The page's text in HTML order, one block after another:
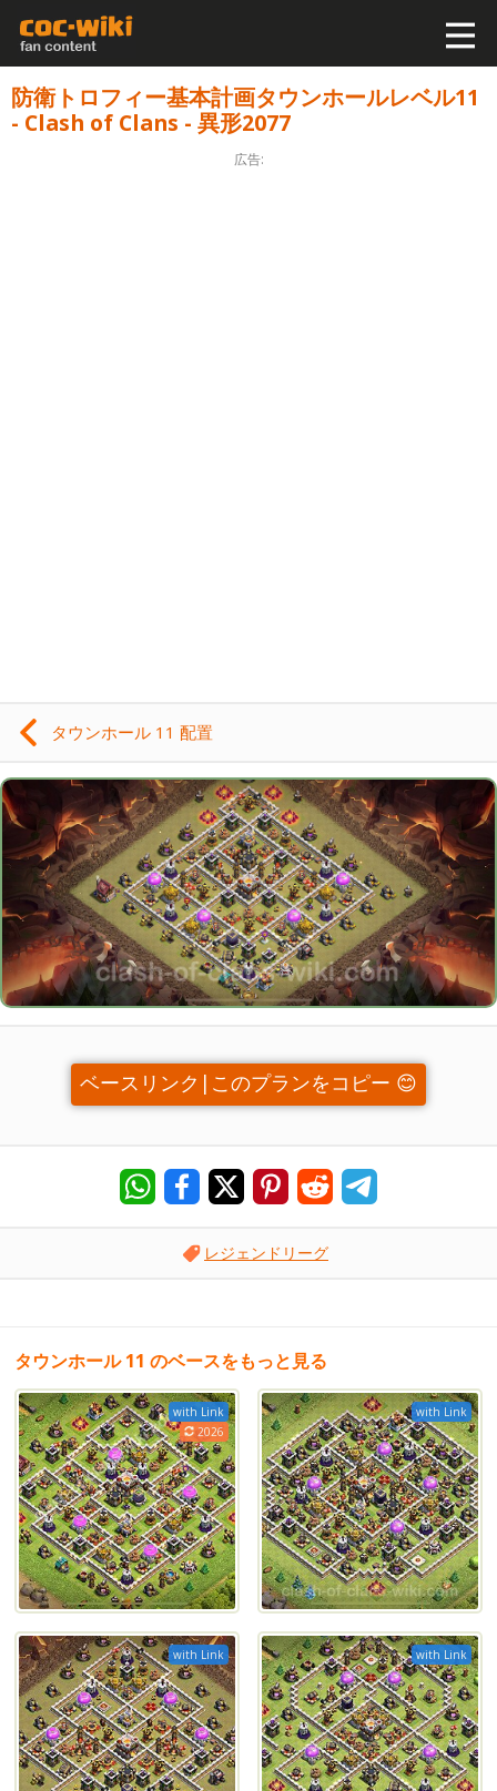
防衛トロフィー基本計画タウンホールレベル11
- Clash of Clans - 異形2077
広告:
タウンホール 11 配置
ベースリンク|このプランをコピー 😊
レジェンドリーグ
タウンホール 11 のベースをもっと見る
with Link
2026
with Link
with Link with Link